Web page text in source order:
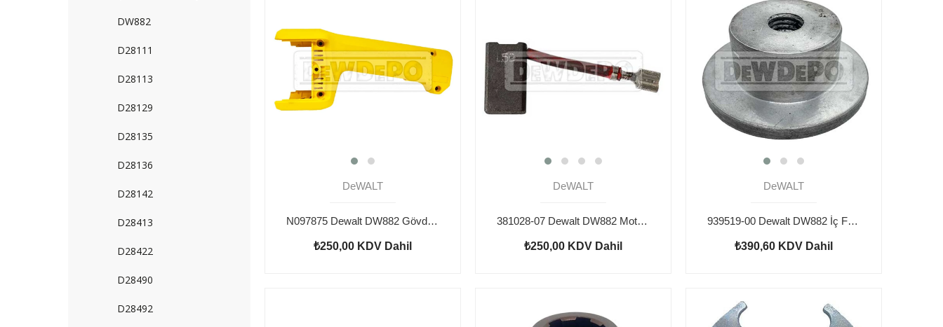
DW882
D28111
D28113
D28129
D28135
D28136
D28142
D28413
D28422
D28490
D28492
DeWALT
N097875 Dewalt DW882 Gövde Sap
₺250,00 KDV Dahil
DeWALT
381028-07 Dewalt DW882 Motor Kömürü
₺250,00 KDV Dahil
DeWALT
939519-00 Dewalt DW882 İç Flanş
₺390,60 KDV Dahil